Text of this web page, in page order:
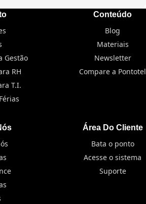
Gestão
RH
T.I.
Conteúdo
Blog
Materiais
Newsletter
Compare a Pontotel
Área Do Cliente
Bata o ponto
Acesse o sistema
Suporte